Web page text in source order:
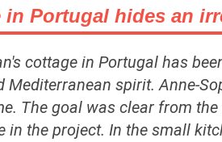
Portugal hides an
cottage in Portugal has
spirit. Anne-
The goal was clear from
the project. In the small